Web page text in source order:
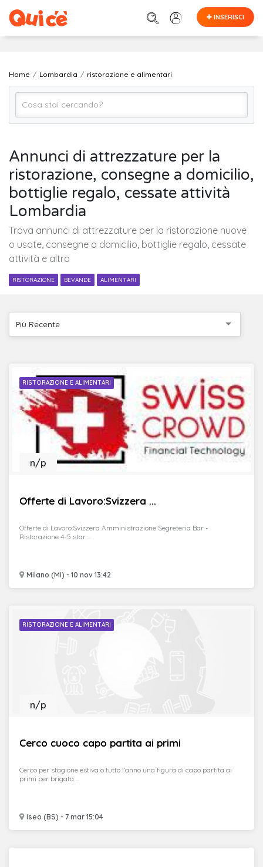
INSERISCI
Home Lombardia ristorazione e alimentari
LOMBARDIA (regione)
Annunci di attrezzature per la
ristorazione, consegne a domicilio,
bottiglie regalo, cessate attività
Lombardia
Trova annunci di attrezzature per la ristorazione nuove
o usate, consegne a domicilio, bottiglie regalo, cessate
attività e altro
RISTORAZIONE BEVANDE ALIMENTARI
Più Recente
RISTORAZIONE E ALIMENTARI
Offerte di Lavoro:Svizzera ...
Milano (MI) - 10 nov 13:42
n/p
Offerte di Lavoro:Svizzera Amministrazione Segreteria Bar -
Ristorazione 4-5 star ...
RISTORAZIONE E ALIMENTARI
Cerco cuoco capo partita ai primi
Iseo (BS) - 7 mar 15:04
n/p
Cerco per stagione estiva o tutto l’anno una figura di capo partita ai
primi per brigata ...